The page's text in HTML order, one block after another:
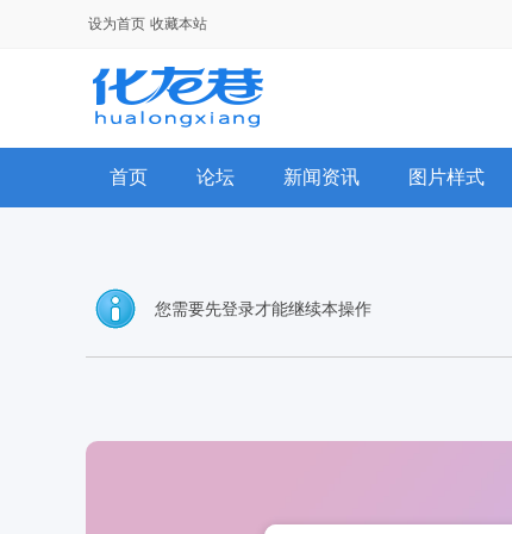
设为首页 收藏本站
首页 论坛 新闻资讯 图片样式
您需要先登录才能继续本操作